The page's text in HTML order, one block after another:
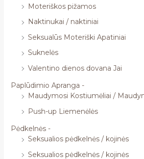
Moteriškos pižamos
Naktinukai / naktiniai
Seksualūs Moteriški Apatiniai
Suknelės
Valentino dienos dovana Jai
Paplūdimio Apranga -
Maudymosi Kostiumėliai /
Push-up Liemenėlės
Pėdkelnės -
Seksualios pėdkelnės / kojinės
Seksualios pėdkelnės / kojinės